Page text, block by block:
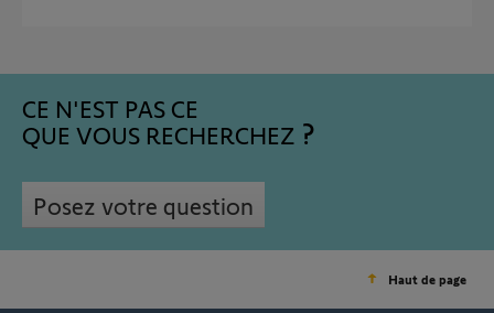
CE N'EST PAS CE
QUE VOUS RECHERCHEZ
Posez votre question
Haut de page